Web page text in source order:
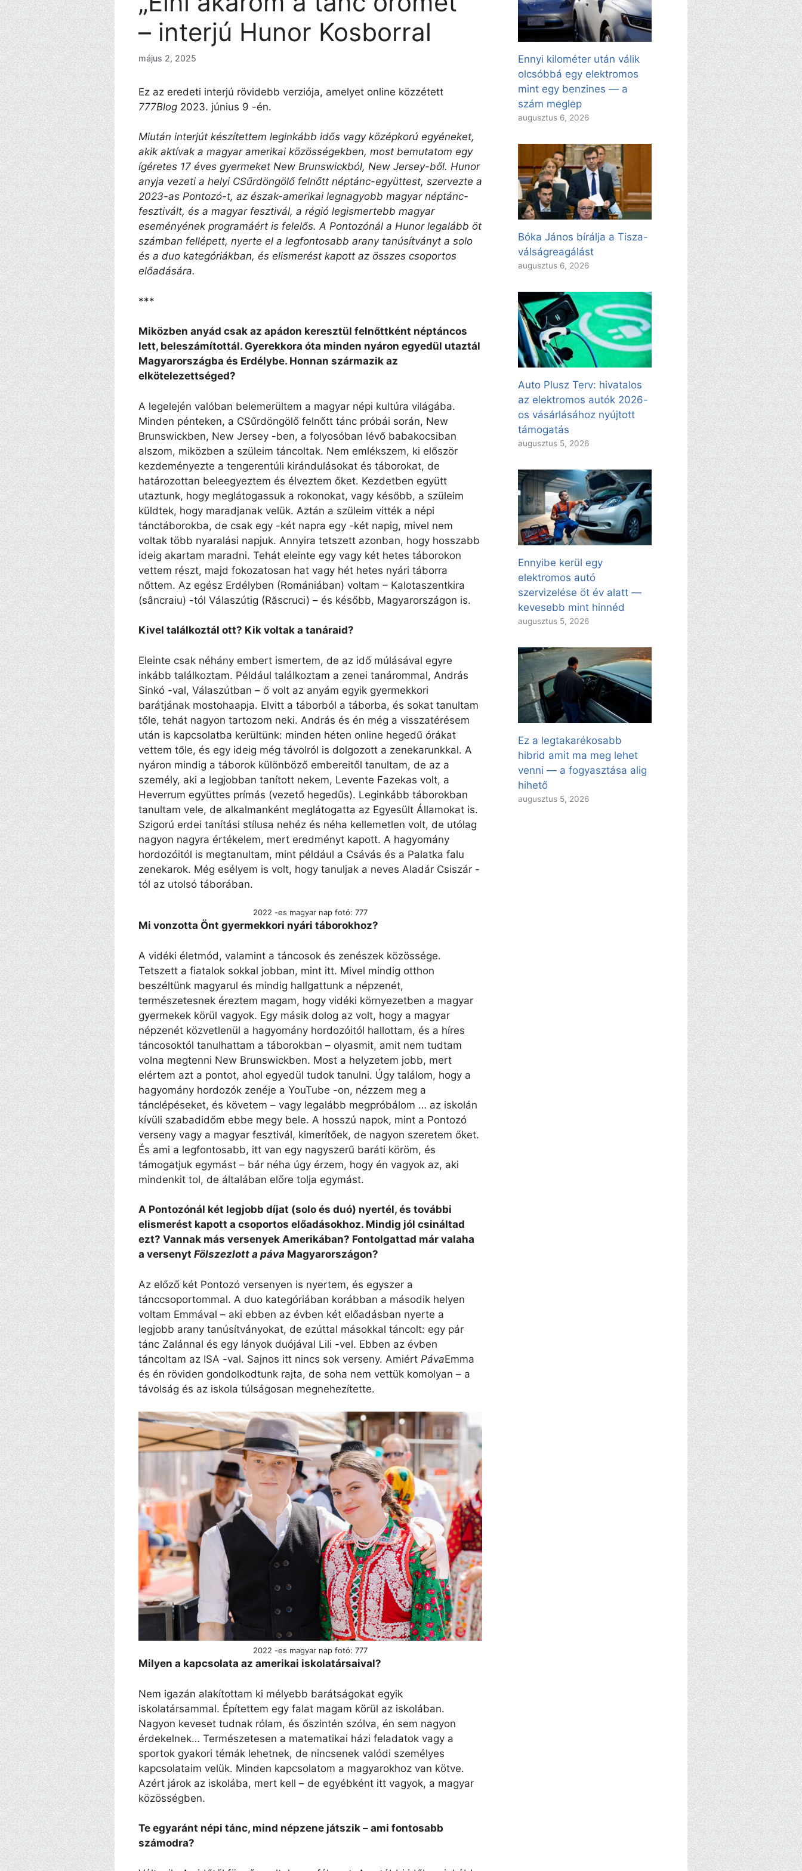
– interjú Hunor Kosborral
május 2, 2025
Ez az eredeti interjú rövidebb verziója, amelyet online közzétett
777Blog 2023. június 9 -én.
Miután interjút készítettem leginkább idős vagy középkorú egyéneket,
akik aktívak a magyar amerikai közösségekben, most bemutatom egy
ígéretes 17 éves gyermeket New Brunswickból, New Jersey-ből. Hunor
anyja vezeti a helyi CSűrdöngölő felnőtt néptánc-együttest, szervezte a
2023-as Pontozó-t, az észak-amerikai legnagyobb magyar néptánc-
fesztivált, és a magyar fesztivál, a régió legismertebb magyar
eseményének programáért is felelős. A Pontozónál a Hunor legalább öt
számban fellépett, nyerte el a legfontosabb arany tanúsítványt a solo
és a duo kategóriákban, és elismerést kapott az összes csoportos
előadására.
***
Miközben anyád csak az apádon keresztül felnőttként néptáncos
lett, beleszámítottál. Gyerekkora óta minden nyáron egyedül utaztál
Magyarországba és Erdélybe. Honnan származik az
elkötelezettséged?
A legelején valóban belemerültem a magyar népi kultúra világába.
Minden pénteken, a CSűrdöngölő felnőtt tánc próbái során, New
Brunswickben, New Jersey -ben, a folyosóban lévő babakocsiban
alszom, miközben a szüleim táncoltak. Nem emlékszem, ki először
kezdeményezte a tengerentúli kirándulásokat és táborokat, de
határozottan beleegyeztem és élveztem őket. Kezdetben együtt
utaztunk, hogy meglátogassuk a rokonokat, vagy később, a szüleim
küldtek, hogy maradjanak velük. Aztán a szüleim vitték a népi
tánctáborokba, de csak egy -két napra egy -két napig, mivel nem
voltak több nyaralási napjuk. Annyira tetszett azonban, hogy hosszabb
ideig akartam maradni. Tehát eleinte egy vagy két hetes táborokon
vettem részt, majd fokozatosan hat vagy hét hetes nyári táborra
nőttem. Az egész Erdélyben (Romániában) voltam – Kalotaszentkira
(sâncraiu) -tól Válaszútig (Răscruci) – és később, Magyarországon is.
Kivel találkoztál ott? Kik voltak a tanáraid?
Eleinte csak néhány embert ismertem, de az idő múlásával egyre
inkább találkoztam. Például találkoztam a zenei tanárommal, András
Sinkó -val, Válaszútban – ő volt az anyám egyik gyermekkori
barátjának mostohaapja. Elvitt a táborból a táborba, és sokat tanultam
tőle, tehát nagyon tartozom neki. András és én még a visszatérésem
után is kapcsolatba kerültünk: minden héten online hegedű órákat
vettem tőle, és egy ideig még távolról is dolgozott a zenekarunkkal. A
nyáron mindig a táborok különböző embereitől tanultam, de az a
személy, aki a legjobban tanított nekem, Levente Fazekas volt, a
Heverrum együttes prímás (vezető hegedűs). Leginkább táborokban
tanultam vele, de alkalmanként meglátogatta az Egyesült Államokat is.
Szigorú erdei tanítási stílusa nehéz és néha kellemetlen volt, de utólag
nagyon nagyra értékelem, mert eredményt kapott. A hagyomány
hordozóitól is megtanultam, mint például a Csávás és a Palatka falu
zenekarok. Még esélyem is volt, hogy tanuljak a neves Aladár Csiszár -
tól az utolsó táborában.
2022 -es magyar nap fotó: 777
Mi vonzotta Önt gyermekkori nyári táborokhoz?
A vidéki életmód, valamint a táncosok és zenészek közössége.
Tetszett a fiatalok sokkal jobban, mint itt. Mivel mindig otthon
beszéltünk magyarul és mindig hallgattunk a népzenét,
természetesnek éreztem magam, hogy vidéki környezetben a magyar
gyermekek körül vagyok. Egy másik dolog az volt, hogy a magyar
népzenét közvetlenül a hagyomány hordozóitól hallottam, és a híres
táncosoktól tanulhattam a táborokban – olyasmit, amit nem tudtam
volna megtenni New Brunswickben. Most a helyzetem jobb, mert
elértem azt a pontot, ahol egyedül tudok tanulni. Úgy találom, hogy a
hagyomány hordozók zenéje a YouTube -on, nézzem meg a
tánclépéseket, és követem – vagy legalább megpróbálom … az iskolán
kívüli szabadidőm ebbe megy bele. A hosszú napok, mint a Pontozó
verseny vagy a magyar fesztivál, kimerítőek, de nagyon szeretem őket.
És ami a legfontosabb, itt van egy nagyszerű baráti köröm, és
támogatjuk egymást – bár néha úgy érzem, hogy én vagyok az, aki
mindenkit tol, de általában előre tolja egymást.
A Pontozónál két legjobb díjat (solo és duó) nyertél, és további
elismerést kapott a csoportos előadásokhoz. Mindig jól csináltad
ezt? Vannak más versenyek Amerikában? Fontolgattad már valaha
a versenyt Fölszezlott a páva Magyarországon?
Az előző két Pontozó versenyen is nyertem, és egyszer a
tánccsoportommal. A duo kategóriában korábban a második helyen
voltam Emmával – aki ebben az évben két előadásban nyerte a
legjobb arany tanúsítványokat, de ezúttal másokkal táncolt: egy pár
tánc Zalánnal és egy lányok duójával Lili -vel. Ebben az évben
táncoltam az ISA -val. Sajnos itt nincs sok verseny. Amiért PávaEmma
és én röviden gondolkodtunk rajta, de soha nem vettük komolyan – a
távolság és az iskola túlságosan megnehezítette.
2022 -es magyar nap fotó: 777
Milyen a kapcsolata az amerikai iskolatársaival?
Nem igazán alakítottam ki mélyebb barátságokat egyik
iskolatársammal. Építettem egy falat magam körül az iskolában.
Nagyon keveset tudnak rólam, és őszintén szólva, én sem nagyon
érdekelnek… Természetesen a matematikai házi feladatok vagy a
sportok gyakori témák lehetnek, de nincsenek valódi személyes
kapcsolataim velük. Minden kapcsolatom a magyarokhoz van kötve.
Azért járok az iskolába, mert kell – de egyébként itt vagyok, a magyar
közösségben.
Te egyaránt népi tánc, mind népzene játszik – ami fontosabb
számodra?
Ennyi kilométer után válik
olcsóbbá egy elektromos
mint egy benzines — a
szám meglep
augusztus 6, 2026
Bóka János bírálja a Tisza-
válságreagálást
augusztus 6, 2026
Auto Plusz Terv: hivatalos
az elektromos autók 2026-
os vásárlásához nyújtott
támogatás
augusztus 5, 2026
Ennyibe kerül egy
elektromos autó
szervizelése öt év alatt —
kevesebb mint hinnéd
augusztus 5, 2026
Ez a legtakarékosabb
hibrid amit ma meg lehet
venni — a fogyasztása alig
hihető
augusztus 5, 2026